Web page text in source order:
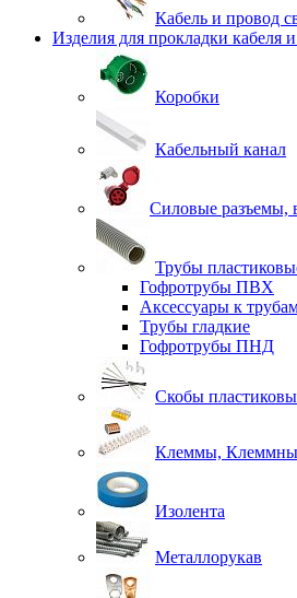
Кабель и провод
Изделия для прокладки кабеля
Коробки
Кабельный канал
Силовые разъемы,
Трубы
Гофротрубы ПВХ
Аксессуары к
Трубы гладкие
Гофротрубы ПНД
Скобы
Клеммы,
Изолента
Металлорукав